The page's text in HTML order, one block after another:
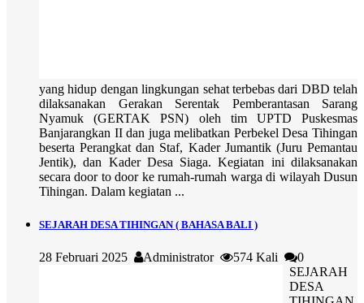
yang hidup dengan lingkungan sehat terbebas dari DBD telah
dilaksanakan Gerakan Serentak Pemberantasan Sarang
Nyamuk (GERTAK PSN) oleh tim UPTD Puskesmas
Banjarangkan II dan juga melibatkan Perbekel Desa Tihingan
beserta Perangkat dan Staf, Kader Jumantik (Juru Pemantau
Jentik), dan Kader Desa Siaga. Kegiatan ini dilaksanakan
secara door to door ke rumah-rumah warga di wilayah Dusun
Tihingan. Dalam kegiatan ...
SEJARAH DESA TIHINGAN ( BAHASA BALI )
28 Februari 2025 Administrator 574 Kali
0
SEJARAH
DESA